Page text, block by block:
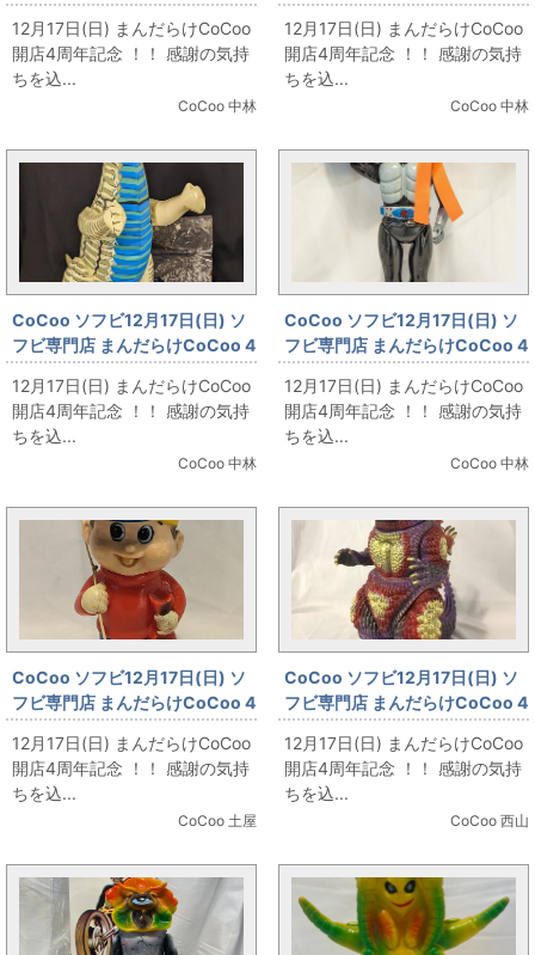
周年記念 「よいこおもちゃ 駄玩
具バッグピンク ELLY」
12月17日(日) まんだらけCoCoo
開店4周年記念 ！！ 感謝の気持
ちを込...
CoCoo 中林
周年記念 「BloodGutsToys 屍
怪獣 シリアルキラー NYCC
Serial Killer」
12月17日(日) まんだらけCoCoo
開店4周年記念 ！！ 感謝の気持
ちを込...
CoCoo 中林
CoCoo ソフビ12月17日(日) ソ
フビ専門店 まんだらけCoCoo 4
周年記念 「ブルマァク 空気ビニ
ール人形 特大レッドキング
480mm」
12月17日(日) まんだらけCoCoo
開店4周年記念 ！！ 感謝の気持
ちを込...
CoCoo 中林
CoCoo ソフビ12月17日(日) ソ
フビ専門店 まんだらけCoCoo 4
周年記念 「バンダイ キングサイ
ズ 仮面ライダー1号/マスク脱着
型/マスクシルバー 360mm」
12月17日(日) まんだらけCoCoo
開店4周年記念 ！！ 感謝の気持
ちを込...
CoCoo 中林
CoCoo ソフビ12月17日(日) ソ
フビ専門店 まんだらけCoCoo 4
周年記念 「まる九マルキュー 貯
金箱ソフビ Maru9つりえさ 」
12月17日(日) まんだらけCoCoo
開店4周年記念 ！！ 感謝の気持
ちを込...
CoCoo 土屋
CoCoo ソフビ12月17日(日) ソ
フビ専門店 まんだらけCoCoo 4
周年記念 「メディコムトイ デス
ゴジ」
12月17日(日) まんだらけCoCoo
開店4周年記念 ！！ 感謝の気持
ちを込...
CoCoo 西山